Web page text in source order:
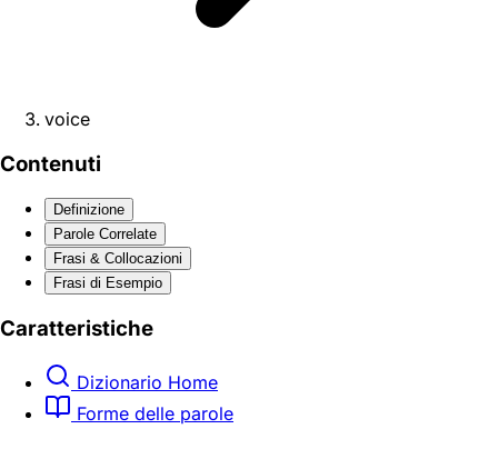
voice
Contenuti
Definizione
Parole Correlate
Frasi & Collocazioni
Frasi di Esempio
Caratteristiche
Dizionario Home
Forme delle parole